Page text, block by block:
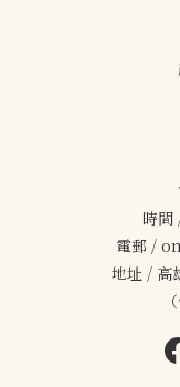
時間
電郵 /
地址 / 高